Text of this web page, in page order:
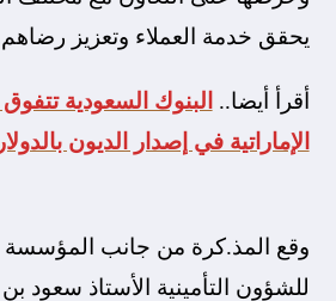
يحقق خدمة العملاء وتعزيز
أقرأ أيضا.. البنوك السعودية
الإماراتية في إصدار الديون بالدولار
وقع المذ.كرة من جانب
للشؤون التأمينية الأستاذ سعود